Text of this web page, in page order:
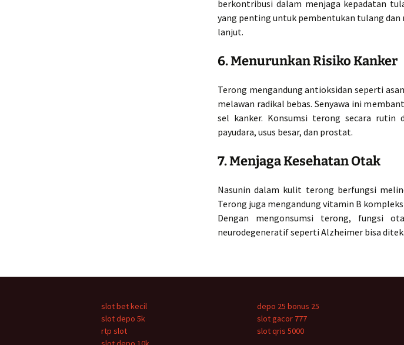
berkontribusi dalam menjaga kepadatan
yang penting untuk pembentukan tulang dan
lanjut.
6. Menurunkan Risiko Kanker
Terong mengandung antioksidan seperti
melawan radikal bebas. Senyawa ini
sel kanker. Konsumsi terong secara rutin
payudara, usus besar, dan prostat.
7. Menjaga Kesehatan Otak
Nasunin dalam kulit terong berfungsi
Terong juga mengandung vitamin B
Dengan mengonsumsi terong, fungsi
neurodegeneratif seperti Alzheimer bisa
slot bet kecil
slot depo 5k
rtp slot
depo 25 bonus 25
slot gacor 777
slot qris 5000